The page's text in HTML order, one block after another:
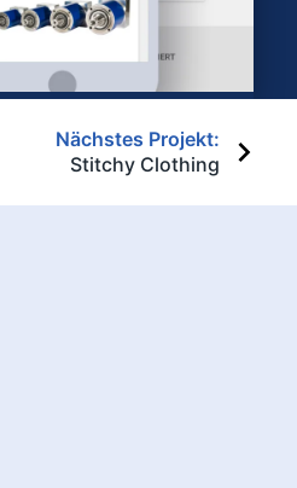
Nächstes Projekt:
Stitchy Clothing